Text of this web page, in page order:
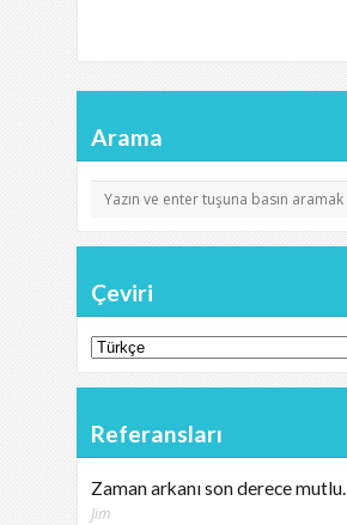
Arama
Çeviri
Referansları
Zaman arkanı son derece mutlu.
Jim